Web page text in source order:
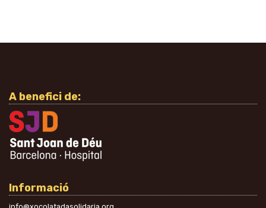
A benefici de:
Informació